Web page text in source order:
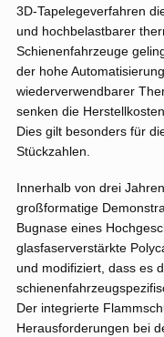
3D-Tapelegeverfahren
und hochbelastbarer
Schienenfahrzeuge
der hohe
wiederverwendbarer
senken die
Dies gilt besonders für
Stückzahlen.
Innerhalb von drei
großformatige
Bugnase eines
glasfaserverstärkte
und modifiziert, dass es
Der integrierte
Herausforderungen bei